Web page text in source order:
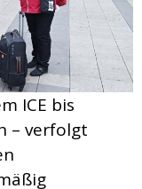
ICE bis
– verfolgt